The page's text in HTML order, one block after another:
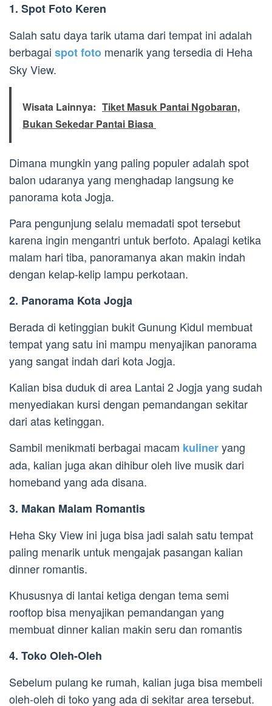
1. Spot Foto Keren
Salah satu daya tarik utama dari tempat ini adalah
berbagai spot foto menarik yang tersedia di Heha
Sky View.
Wisata Lainnya: Tiket Masuk Pantai Ngobaran,
Bukan Sekedar Pantai Biasa
Dimana mungkin yang paling populer adalah spot
balon udaranya yang menghadap langsung ke
panorama kota Jogja.
Para pengunjung selalu memadati spot tersebut
karena ingin mengantri untuk berfoto. Apalagi ketika
malam hari tiba, panoramanya akan makin indah
dengan kelap-kelip lampu perkotaan.
2. Panorama Kota Jogja
Berada di ketinggian bukit Gunung Kidul membuat
tempat yang satu ini mampu menyajikan panorama
yang sangat indah dari kota Jogja.
Kalian bisa duduk di area Lantai 2 Jogja yang sudah
menyediakan kursi dengan pemandangan sekitar
dari atas ketinggan.
Sambil menikmati berbagai macam kulineryang
ada, kalian juga akan dihibur oleh live musik dari
homeband yang ada disana.
3. Makan Malam Romantis
Heha Sky View ini juga bisa jadi salah satu tempat
paling menarik untuk mengajak pasangan kalian
dinner romantis.
Khususnya di lantai ketiga dengan tema semi
rooftop bisa menyajikan pemandangan yang
membuat dinner kalian makin seru dan romantis
4. Toko Oleh-Oleh
Sebelum pulang ke rumah, kalian juga bisa membeli
oleh-oleh di toko yang ada di sekitar area tersebut.